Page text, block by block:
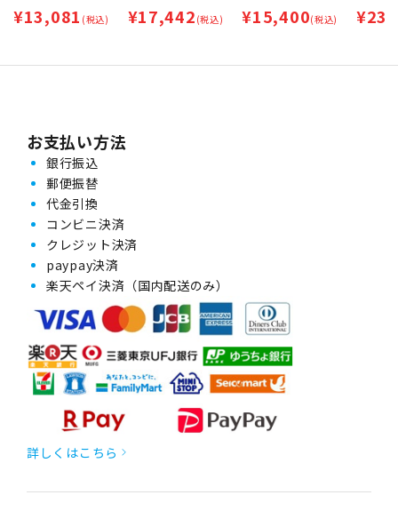
ンズ | ワンデー
¥13,081 (税込)
ンズ | ワンデー
¥17,442 (税込)
デー
¥15,400(税込)
デー
¥
お支払い方法
銀行振込
郵便振替
代金引換
コンビニ決済
クレジット決済
paypay決済
楽天ペイ決済（国内配送のみ）
詳しくはこちら